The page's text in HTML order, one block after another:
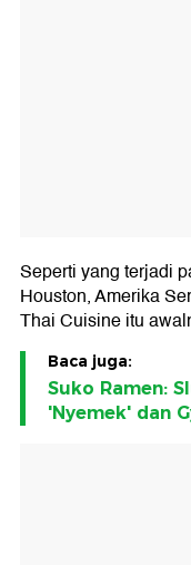
Seperti yang terjadi
Houston, Amerika
Thai Cuisine itu
Baca juga:
Suko Ramen:
'Nyemek' dan